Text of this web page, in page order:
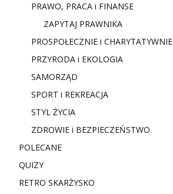
PRAWO, PRACA i FINANSE
ZAPYTAJ PRAWNIKA
PROSPOŁECZNIE i CHARYTATYWNIE
PRZYRODA i EKOLOGIA
SAMORZĄD
SPORT i REKREACJA
STYL ŻYCIA
ZDROWIE i BEZPIECZEŃSTWO
POLECANE
QUIZY
RETRO SKARŻYSKO